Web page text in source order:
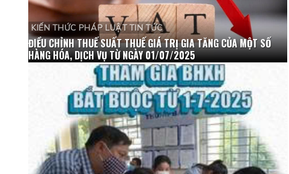
KIẾN THỨC PHÁP LUẬT TIN TỨC
ĐIỀU CHỈNH THUẾ SUẤT THUẾ GIÁ TRỊ GIA TĂNG CỦA MỘT SỐ
HÀNG HÓA, DỊCH VỤ TỪ NGÀY 01/07/2025